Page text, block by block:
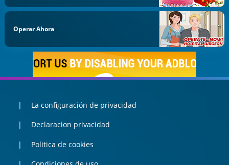
Operar Ahora
La configuración de privacidad
Declaracion privacidad
Politica de cookies